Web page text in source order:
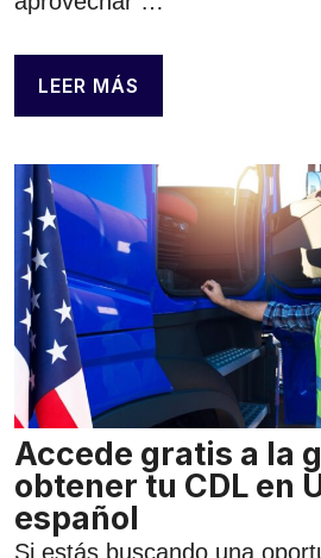
LEER MÁS
Accede gratis a la
obtener tu CDL en
español
Si estás buscando una